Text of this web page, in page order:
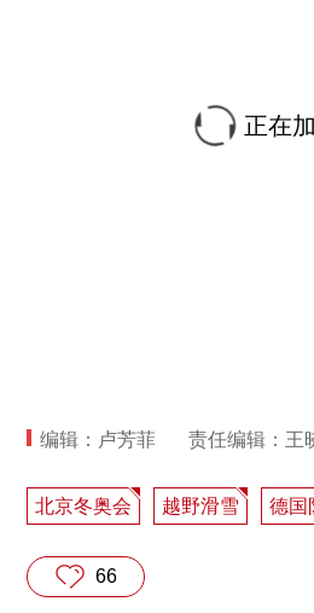
正在
编辑：卢芳菲 责任编辑：王
北京冬奥会 越野滑雪 德国
66